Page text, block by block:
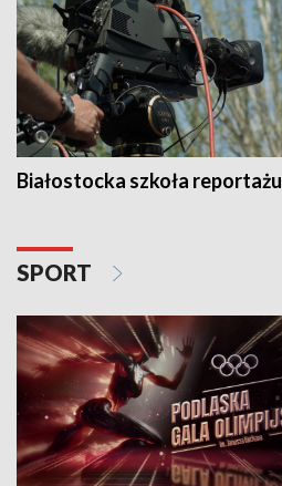
Białostocka szkoła reportażu
SPORT